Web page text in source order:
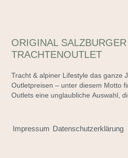
ORIGINAL SALZBURGER
TRACHTENOUTLET
Tracht & alpiner Lifestyle das ganze
Outletpreisen – unter diesem Motto
Outlets eine unglaubliche Auswahl,
Impressum Datenschutzerklärung